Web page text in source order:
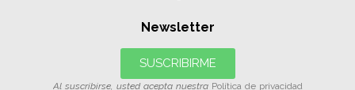
Newsletter
SUSCRIBIRME
Al suscribirse, usted acepta nuestra Política de privacidad